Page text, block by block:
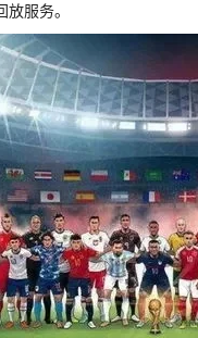
服务。